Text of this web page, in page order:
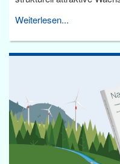
Weiterlesen...